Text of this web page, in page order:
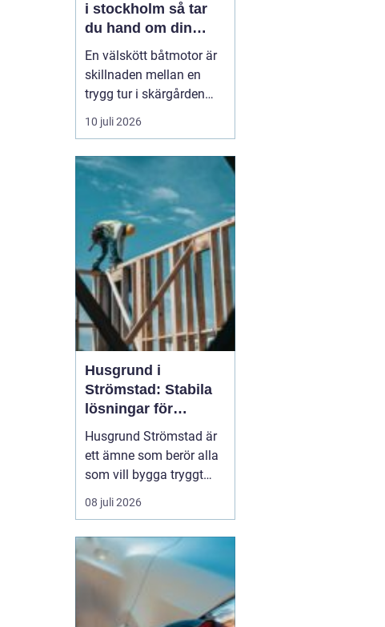
i stockholm så tar
du hand om din
båtmotor på rätt sätt
En välskött båtmotor är
skillnaden mellan en
trygg tur i skärgården
och en sommar fylld av
ofrivilliga stopp. Många
Stockholmsområdet
använder Volvo Penta,
just eftersom motorerna
är driftsäkra och
anpassade för nordiska
förhållanden. Men ...
10 juli 2026
Husgrund i
Strömstad: Stabila
lösningar för
boende vid kusten
Husgrund Strömstad är
ett ämne som berör alla
som vill bygga tryggt
och långsiktigt nära
havet. Närheten till
och bergig terräng ställer
höga krav på både p...
08 juli 2026